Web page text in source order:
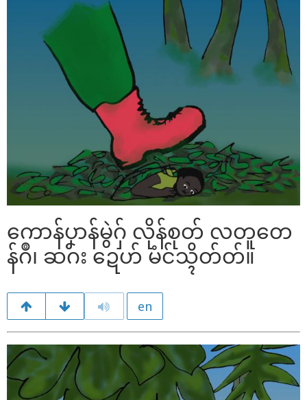
ကောန်ပၞာန်မွဲဂှ် လိုန်စုတ် လတူတေ
န်ဂဳ၊ ဆဂး ဍေဟ် မံင်သ္ၚိတ်တ်။
en